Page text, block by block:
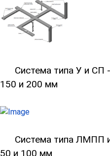
Система типа У и СП
150 и 200 мм
Система типа ЛМПП
50 и 100 мм